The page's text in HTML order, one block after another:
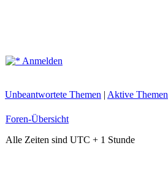
Anmelden
Unbeantwortete Themen | Aktive Themen
Foren-Übersicht
Alle Zeiten sind UTC + 1 Stunde